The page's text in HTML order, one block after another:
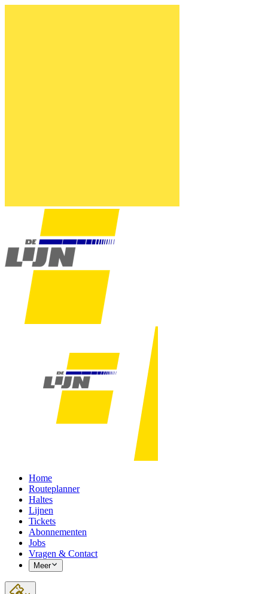
Home
Routeplanner
Haltes
Lijnen
Tickets
Abonnementen
Jobs
Vragen & Contact
Meer